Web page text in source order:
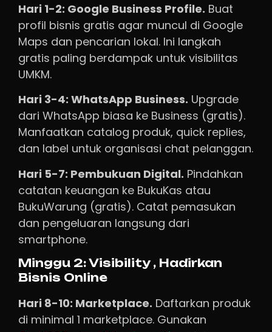
Hari 1-2: Google Business Profile. Buat
profil bisnis gratis agar muncul di Google
Maps dan pencarian lokal. Ini langkah
gratis paling berdampak untuk visibilitas
UMKM.
Hari 3-4: WhatsApp Business. Upgrade
dari WhatsApp biasa ke Business (gratis).
Manfaatkan catalog produk, quick replies,
dan label untuk organisasi chat pelanggan.
Hari 5-7: Pembukuan Digital. Pindahkan
catatan keuangan ke BukuKas atau
BukuWarung (gratis). Catat pemasukan
dan pengeluaran langsung dari
smartphone.
Minggu 2: Visibility , Hadirkan
Bisnis Online
Hari 8-10: Marketplace. Daftarkan produk
di minimal 1 marketplace. Gunakan